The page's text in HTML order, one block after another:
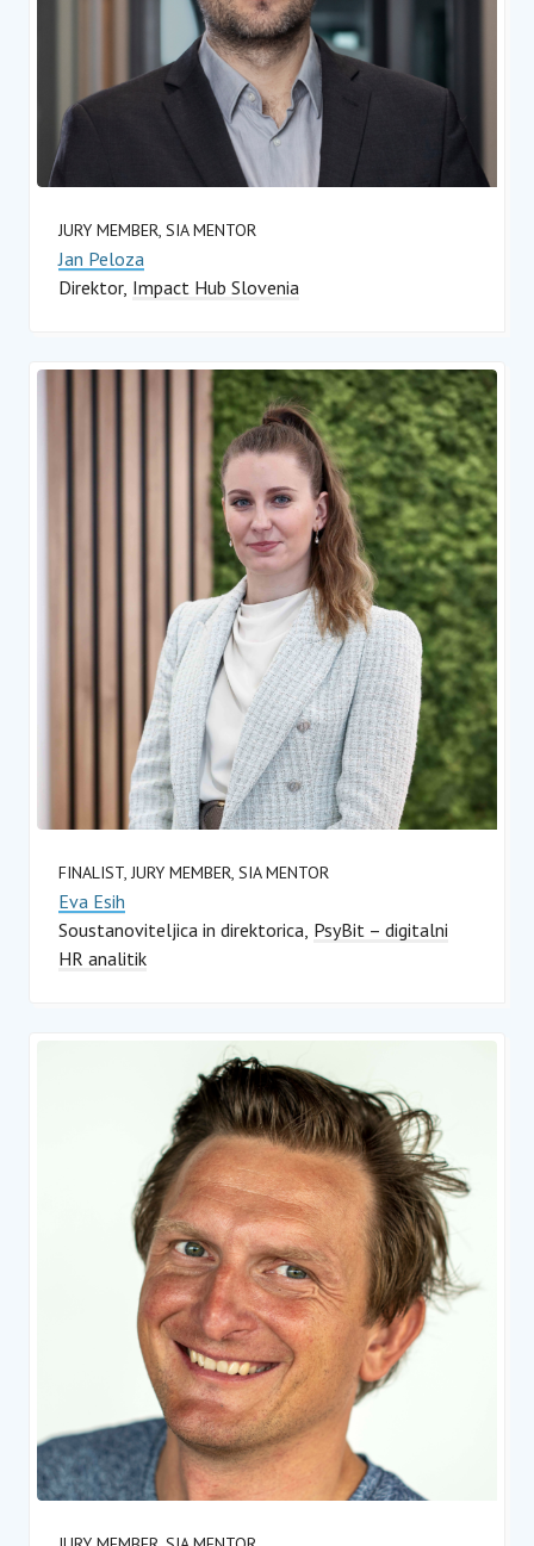
JURY MEMBER, SIA MENTOR
Jan Peloza
Direktor Impact Hub Slovenia
FINALIST, JURY MEMBER, SIA MENTOR
Eva Esih
Soustanoviteljica in direktorica PsyBit – digitalni
HR analitik